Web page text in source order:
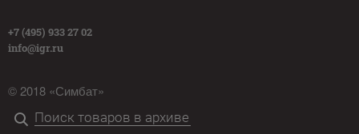
+7 (495) 933 27 02
info@igr.ru
© 2018 «Симбат»